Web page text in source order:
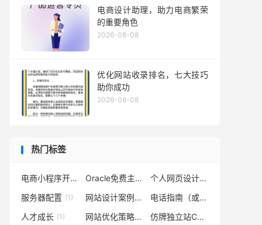
电商设计助理，助力电商繁荣
的重要角色
2026-08-08
优化网站收录排名，七大技巧
助你成功
2026-08-08
热门标签
电商小程序开发 (1) Oracle免费主机 (1) 个人网页设计代码
服务器配置 (1) 网站设计案例解析 (1) 电话指南（或电话获取途径）
人才成长 (1) 网站优化策略
(1) 仿牌独立站CMS选择